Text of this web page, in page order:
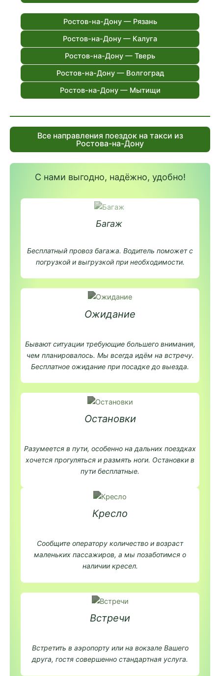
Ростов-на-Дону — Рязань
Ростов-на-Дону — Калуга
Ростов-на-Дону — Тверь
Ростов-на-Дону — Волгоград
Ростов-на-Дону — Мытищи
Все направления поездок на такси из
Ростова-на-Дону
С нами выгодно, надёжно, удобно!
Багаж
Бесплатный провоз багажа. Водитель поможет с
погрузкой и выгрузкой при необходимости.
Ожидание
Бывают ситуации требующие большего внимания,
чем планировалось. Мы всегда идём на встречу.
Бесплатное ожидание при посадке до выезда.
Остановки
Разумеется в пути, особенно на дальних поездках
хочется прогуляться и размять ноги. Остановки в
пути бесплатные.
Кресло
Сообщите оператору количество и возраст
маленьких пассажиров, а мы позаботимся о
наличии кресел.
Встречи
Встретить в аэропорту или на вокзале Вашего
друга, гостя совершенно стандартная услуга.